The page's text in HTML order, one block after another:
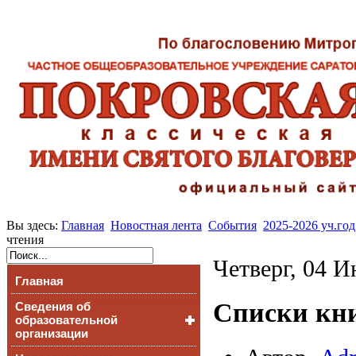
Вы здесь: Главная Новостная лента События 2025-2026 уч.год
чтения
Главная
Сведения об
образовательной
организации
Четверг, 04
Списки